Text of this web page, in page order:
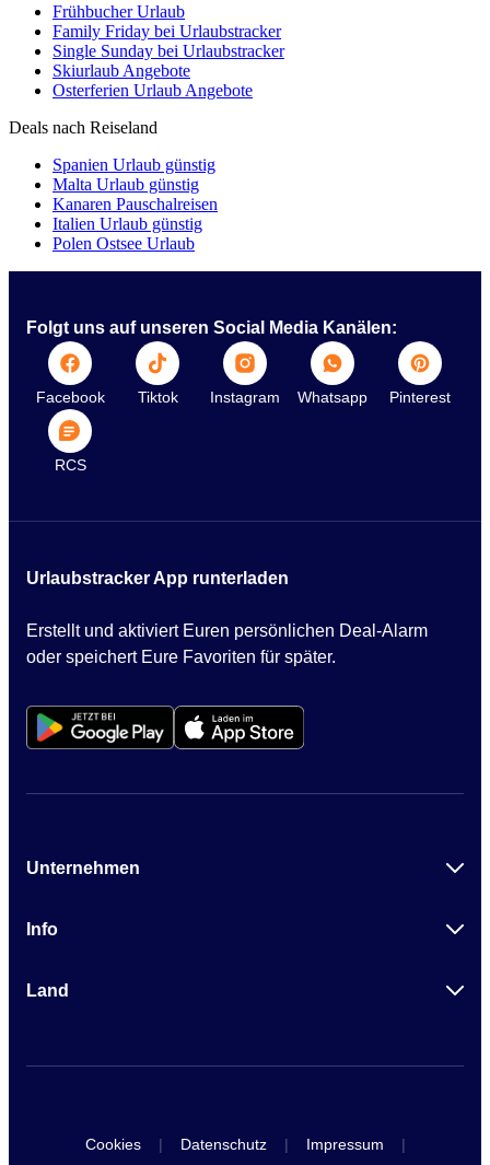
Frühbucher Urlaub
Family Friday bei Urlaubstracker
Single Sunday bei Urlaubstracker
Skiurlaub Angebote
Osterferien Urlaub Angebote
Deals nach Reiseland
Spanien Urlaub günstig
Malta Urlaub günstig
Kanaren Pauschalreisen
Italien Urlaub günstig
Polen Ostsee Urlaub